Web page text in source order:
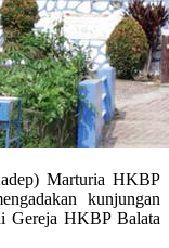
Marturia HKBP
kunjungan
Gereja HKBP Balata